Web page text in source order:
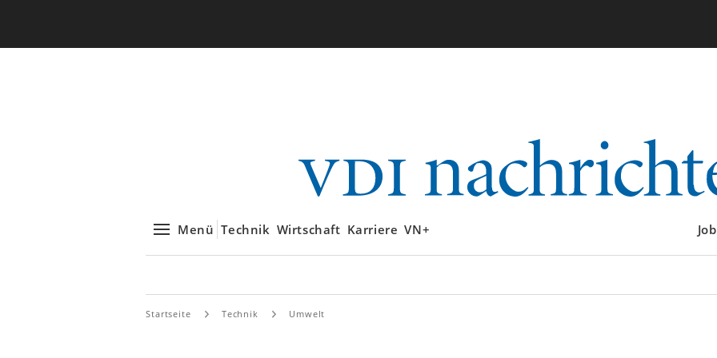
Menü Technik Wirtschaft Karriere VN+
Startseite Technik Umwelt